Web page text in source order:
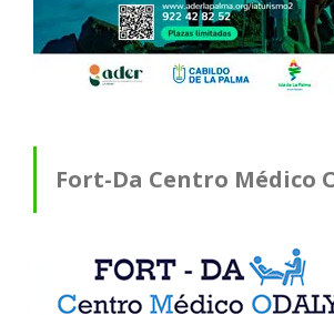
Fort-Da Centro Médico